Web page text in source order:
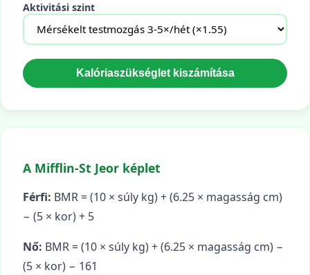
Aktivitási szint
Kalóriaszükséglet kiszámítása
A Mifflin-St Jeor képlet
Férfi: BMR = (10 × súly kg) + (6.25 × magasság cm)
− (5 × kor) + 5
Nő: BMR = (10 × súly kg) + (6.25 × magasság cm) −
(5 × kor) − 161